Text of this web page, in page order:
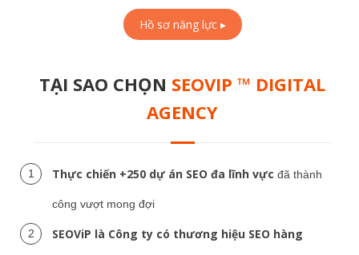
Hồ sơ năng lực ▸
TẠI SAO CHỌN SEOVIP ™ DIGITAL
AGENCY
Thực chiến +250 dự án SEO đa lĩnh vực đã thành
công vượt mong đợi
SEOViP là Công ty có thương hiệu SEO hàng